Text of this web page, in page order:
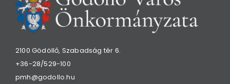
2100 Gödöllő, Szabadság tér 6.
+36-28/529-100
pmh@godollo.hu